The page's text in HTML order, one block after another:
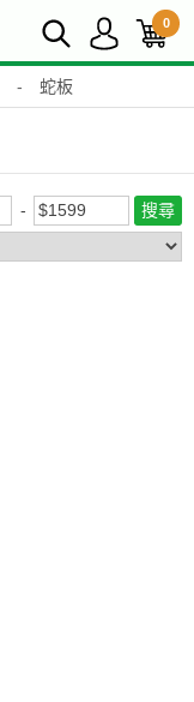
0
- 蛇板